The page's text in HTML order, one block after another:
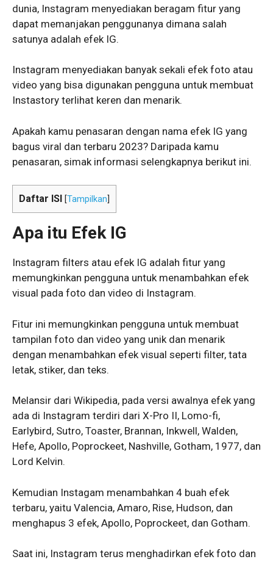
dunia, Instagram menyediakan beragam fitur yang
dapat memanjakan penggunanya dimana salah
satunya adalah efek IG.
Instagram menyediakan banyak sekali efek foto atau
video yang bisa digunakan pengguna untuk membuat
Instastory terlihat keren dan menarik.
Apakah kamu penasaran dengan nama efek IG yang
bagus viral dan terbaru 2023? Daripada kamu
penasaran, simak informasi selengkapnya berikut ini.
Daftar ISI [Tampilkan
Apa itu Efek IG
Instagram filters atau efek IG adalah fitur yang
memungkinkan pengguna untuk menambahkan efek
visual pada foto dan video di Instagram.
Fitur ini memungkinkan pengguna untuk membuat
tampilan foto dan video yang unik dan menarik
dengan menambahkan efek visual seperti filter, tata
letak, stiker, dan teks.
Melansir dari Wikipedia, pada versi awalnya efek yang
ada di Instagram terdiri dari X-Pro II, Lomo-fi,
Earlybird, Sutro, Toaster, Brannan, Inkwell, Walden,
Hefe, Apollo, Poprockeet, Nashville, Gotham, 1977, dan
Lord Kelvin.
Kemudian Instagam menambahkan 4 buah efek
terbaru, yaitu Valencia, Amaro, Rise, Hudson, dan
menghapus 3 efek, Apollo, Poprockeet, dan Gotham.
Saat ini, Instagram terus menghadirkan efek foto dan